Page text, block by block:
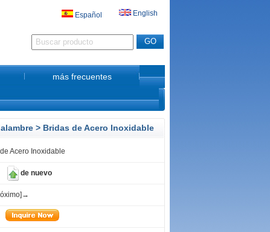
Español English
más frecuentes
> Bridas de Acero Inoxidable
Acero Inoxidable
de nuevo